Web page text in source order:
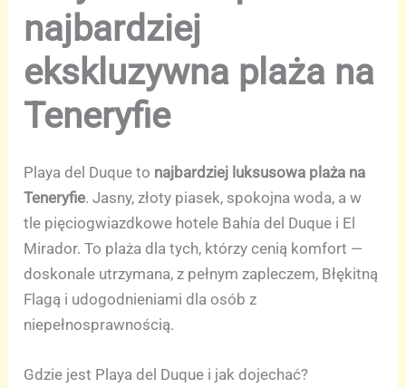
najbardziej
ekskluzywna plaża na
Teneryfie
Playa del Duque to najbardziej luksusowa plaża na
Teneryfie. Jasny, złoty piasek, spokojna woda, a w
tle pięciogwiazdkowe hotele Bahía del Duque i El
Mirador. To plaża dla tych, którzy cenią komfort —
doskonale utrzymana, z pełnym zapleczem, Błękitną
Flagą i udogodnieniami dla osób z
niepełnosprawnością.
Gdzie jest Playa del Duque i jak dojechać?